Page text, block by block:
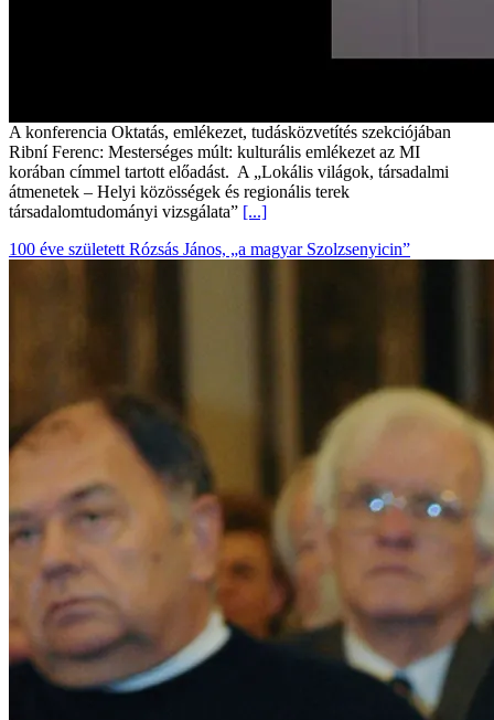
A konferencia Oktatás, emlékezet, tudásközvetítés szekciójában
Ribní Ferenc: Mesterséges múlt: kulturális emlékezet az MI
korában címmel tartott előadást. A „Lokális világok, társadalmi
átmenetek – Helyi közösségek és regionális terek
társadalomtudományi vizsgálata” [...]
100 éve született Rózsás János, „a magyar Szolzsenyicin”